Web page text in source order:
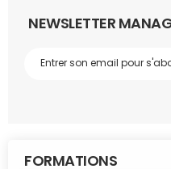
NEWSLETTER
FORMATIONS